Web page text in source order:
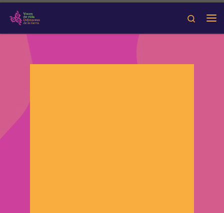
Skip to content Search